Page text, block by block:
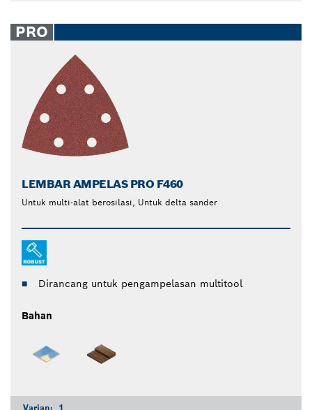
PRO
LEMBAR AMPELAS PRO F460
Untuk multi-alat berosilasi, Untuk delta sander
Dirancang untuk pengampelasan multitool
Bahan
Varian: 1